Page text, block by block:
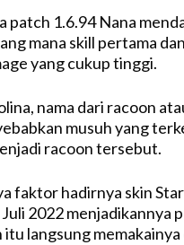
patch 1.6.94 Nana
mana skill pertama
yang cukup tinggi.
nama dari racoon
musuh yang
racoon tersebut.
faktor hadirnya skin
2022 menjadikannya
langsung memakainya